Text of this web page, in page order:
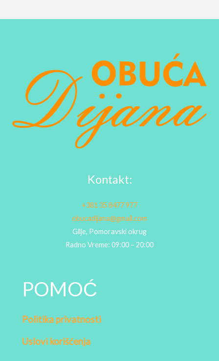
Kontakt:
+381 35 8477 977
obucadijana@gmail.com
Gilje, Pomoravski okrug
Radno Vreme: 09:00 – 20:00
POMOĆ
Politika privatnosti
Uslovi korišćenja